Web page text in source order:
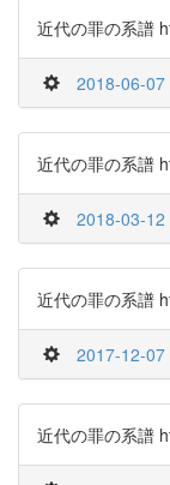
近代の罪の系譜
2018-06-07
近代の罪の系譜
2018-03-
近代の罪の系譜
2017-12-
近代の罪の系譜